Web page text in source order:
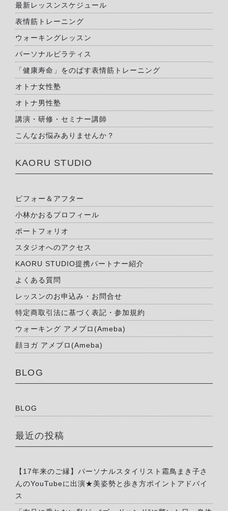
最新レッスンスケジュール
表情筋トレーニング
ウォーキングレッスン
パーソナルピラティス
「健康寿命」をのばす表情筋トレーニング
オトナ女性塾
オトナ男性塾
講演・研修・セミナー講師
こんなお悩みありませんか？
KAORU STUDIO
ビフォー＆アフター
小林かおるプロフィール
ポートフォリオ
スタジオへのアクセス
KAORU STUDIO提携パートナー紹介
よくある質問
レッスンのお申込み・お問合せ
特定商取引法に基づく表記・参加規約
ウォーキング アメブロ(Ameba)
顔ヨガ アメブロ(Ameba)
BLOG
BLOG
最近の投稿
【17年来のご縁】パーソナルスタイリスト霜鳥まき子さ
んのYouTubeに出演★美姿勢と歩き方ポイントアドバイ
ス